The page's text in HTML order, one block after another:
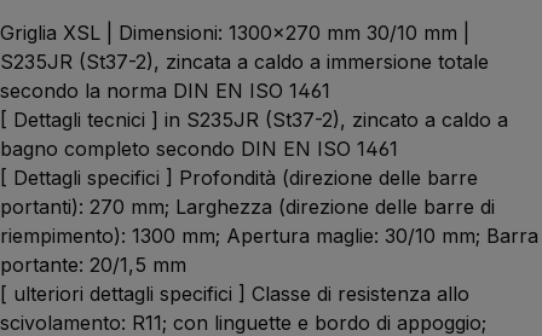
Griglia XSL | Dimensioni: 1300x270 mm 30/10 mm |
S235JR (St37-2), zincata a caldo a immersione totale
secondo la norma DIN EN ISO 1461
[ Dettagli tecnici ] in S235JR (St37-2), zincato a caldo a
bagno completo secondo DIN EN ISO 1461
[ Dettagli specifici ] Profondità (direzione delle barre
portanti): 270 mm; Larghezza (direzione delle barre di
riempimento): 1300 mm; Apertura maglie: 30/10 mm; Barra
portante: 20/1,5 mm
[ ulteriori dettagli specifici ] Classe di resistenza allo
scivolamento: R11; con linguette e bordo di appoggio;